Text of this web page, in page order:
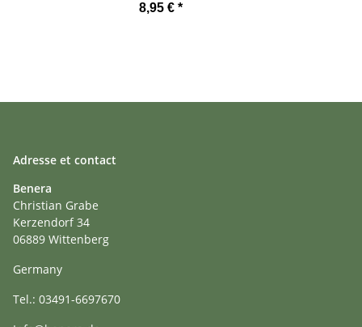
8,95 € *
Adresse et contact
Benera
Christian Grabe
Kerzendorf 34
06889 Wittenberg
Germany
Tel.: 03491-6697670